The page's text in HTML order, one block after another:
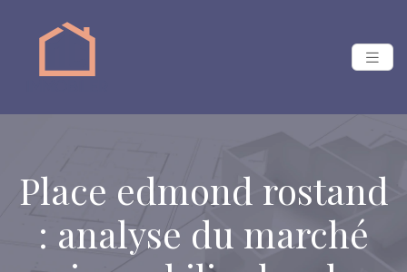
Place edmond rostand
: analyse du marché